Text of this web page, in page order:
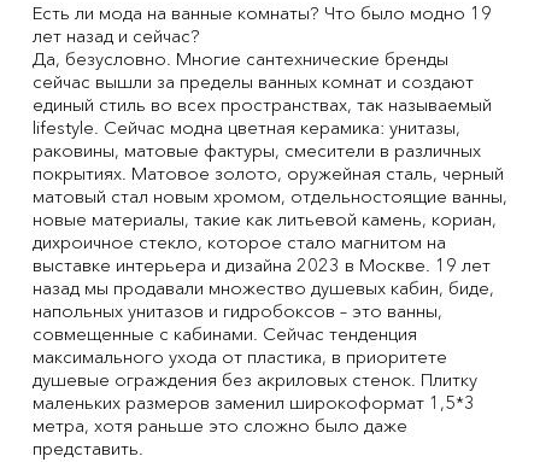
Есть ли мода на ванные комнаты? Что было модно 19
лет назад и сейчас?
Да, безусловно. Многие сантехнические бренды
сейчас вышли за пределы ванных комнат и создают
единый стиль во всех пространствах, так называемый
lifestyle. Сейчас модна цветная керамика: унитазы,
раковины, матовые фактуры, смесители в различных
покрытиях. Матовое золото, оружейная сталь, черный
матовый стал новым хромом, отдельностоящие ванны,
новые материалы, такие как литьевой камень, кориан,
дихроичное стекло, которое стало магнитом на
выставке интерьера и дизайна 2023 в Москве. 19 лет
назад мы продавали множество душевых кабин, биде,
напольных унитазов и гидробоксов – это ванны,
совмещенные с кабинами. Сейчас тенденция
максимального ухода от пластика, в приоритете
душевые ограждения без акриловых стенок. Плитку
маленьких размеров заменил широкоформат 1,5*3
метра, хотя раньше это сложно было даже
представить.